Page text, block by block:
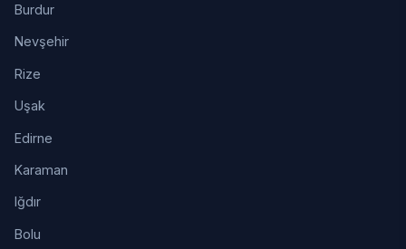
Burdur
Nevşehir
Rize
Uşak
Edirne
Karaman
Iğdır
Bolu